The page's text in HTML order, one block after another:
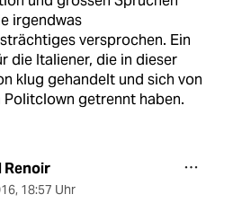
irgendwas
versprochen. Ein
die Italiener, die in dieser
klug gehandelt und sich von
Politclown getrennt haben.
Renoir
, 18:57 Uhr